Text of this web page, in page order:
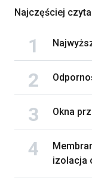
Najczęściej
Okna
izolacja